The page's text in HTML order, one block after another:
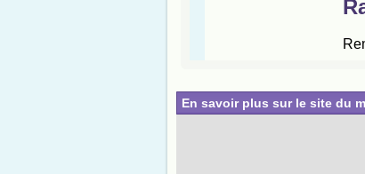
En savoir plus sur le site du